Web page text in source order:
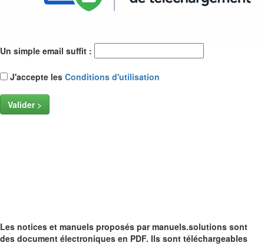
Un simple email suffit :
J'accepte les Conditions d'utilisation
Valider >
Les notices et manuels proposés par manuels.solutions sont
des document électroniques en PDF. Ils sont téléchargeables